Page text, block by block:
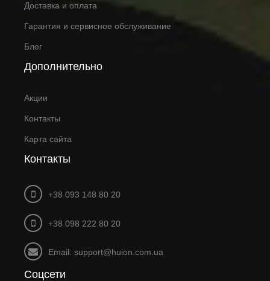
Доставка и оплата
Гарантия и сервисное обслуживание
Блог
Дополнительно
Акции
Контакты
Карта сайта
Контакты
+38 093 148 80 20
+38 098 222 80 20
Email: support@huion.com.ua
Соцсети